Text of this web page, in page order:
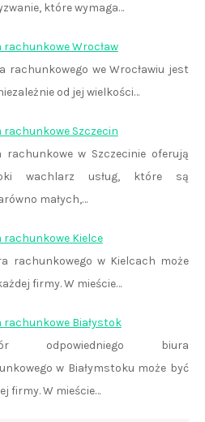
które wymaga…
rachunkowe Wrocław
rachunkowego we Wrocławiu jest
od jej wielkości…
rachunkowe Szczecin
rachunkowe w Szczecinie oferują
wachlarz usług, które są
małych,…
rachunkowe Kielce
rachunkowego w Kielcach może
firmy. W mieście…
rachunkowe Białystok
odpowiedniego biura
w Białymstoku może być
firmy. W mieście…